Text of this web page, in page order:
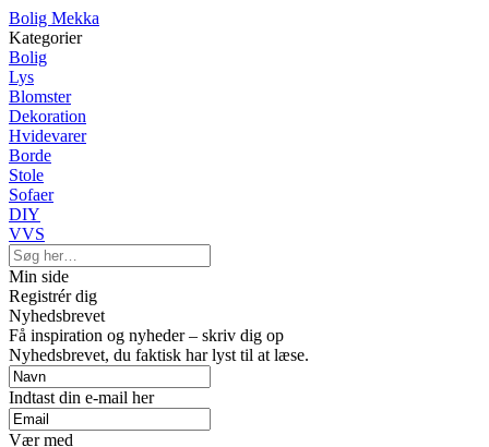
Bolig Mekka
Kategorier
Bolig
Lys
Blomster
Dekoration
Hvidevarer
Borde
Stole
Sofaer
DIY
VVS
Min side
Registrér dig
Nyhedsbrevet
Få inspiration og nyheder – skriv dig op
Nyhedsbrevet, du faktisk har lyst til at læse.
Indtast din e-mail her
Vær med